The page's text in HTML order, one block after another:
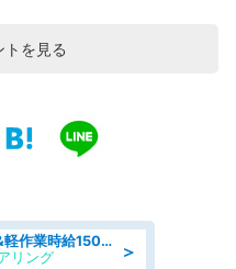
トを見る
＞
一般事務・OA事務/事務&軽作業時給1500円土日祝休み各種社保完備
リング